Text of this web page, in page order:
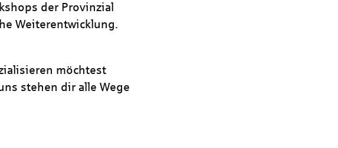
der Provinzial
Weiterentwicklung.
möchtest
stehen dir alle Wege